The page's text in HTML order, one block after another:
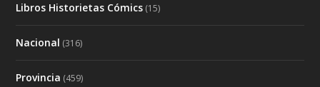
Libros Historietas Cómics (15)
Nacional (316)
Provincia (459)